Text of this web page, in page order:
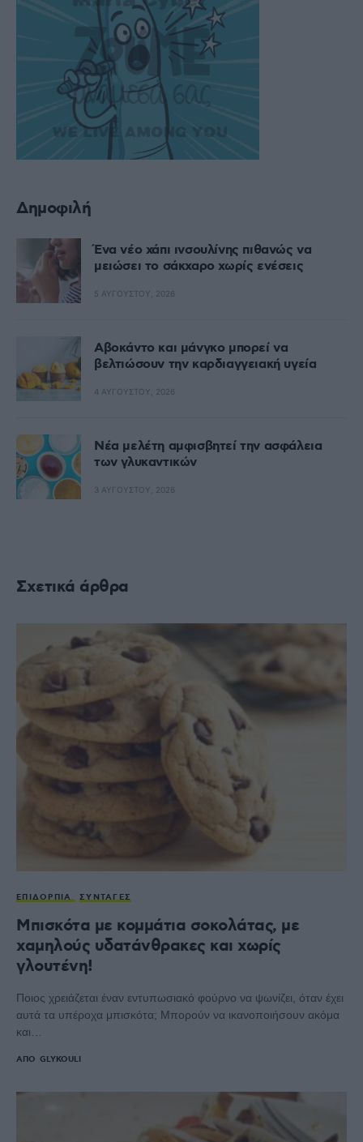
Δημοφιλή
Ένα νέο χάπι ινσουλίνης πιθανώς να
μειώσει το σάκχαρο χωρίς ενέσεις
5 ΑΥΓΟΎΣΤΟΥ, 2026
Αβοκάντο και μάνγκο μπορεί να
βελτιώσουν την καρδιαγγειακή υγεία
4 ΑΥΓΟΎΣΤΟΥ, 2026
Nέα μελέτη αμφισβητεί την ασφάλεια
των γλυκαντικών
3 ΑΥΓΟΎΣΤΟΥ, 2026
Σχετικά άρθρα
ΕΠΙΔΌΡΠΙΑ ΣΥΝΤΑΓΈΣ
Μπισκότα με κομμάτια σοκολάτας, με
χαμηλούς υδατάνθρακες και χωρίς
γλουτένη!
Ποιος χρειάζεται έναν εντυπωσιακό φούρνο να ψωνίζει, όταν έχει
αυτά τα υπέροχα μπισκότα; Μπορούν να ικανοποιήσουν ακόμα
και…
ΑΠΌ GLYKOULI